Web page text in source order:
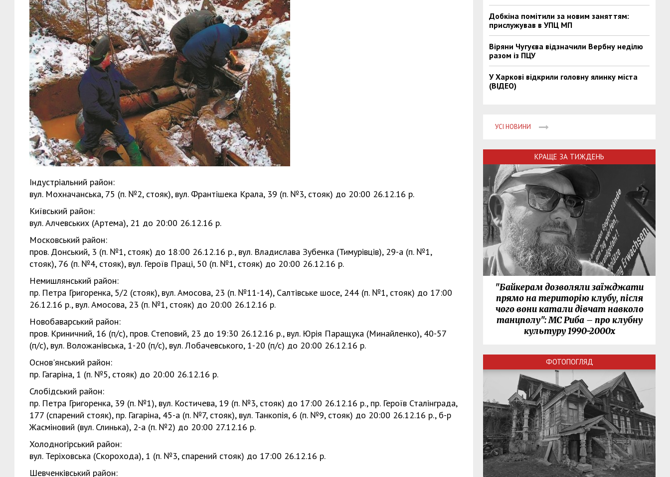
Індустріальний район:
вул. Мохначанська, 75 (п. №2, стояк), вул. Франтішека Крала, 39 (п. №3, стояк) до 20:00 26.12.16 р.
Київський район:
вул. Алчевських (Артема), 21 до 20:00 26.12.16 р.
Московський район:
пров. Донський, 3 (п. №1, стояк) до 18:00 26.12.16 р., вул. Владислава Зубенка (Тимурівців), 29-а (п. №1,
стояк), 76 (п. №4, стояк), вул. Героїв Праці, 50 (п. №1, стояк) до 20:00 26.12.16 р.
Немишлянський район:
пр. Петра Григоренка, 5/2 (стояк), вул. Амосова, 23 (п. №11-14), Салтівське шосе, 244 (п. №1, стояк) до 17:00
26.12.16 р., вул. Амосова, 23 (п. №1, стояк) до 20:00 26.12.16 р.
Новобаварський район:
пров. Криничний, 16 (п/с), пров. Степовий, 23 до 19:30 26.12.16 р., вул. Юрія Паращука (Минайленко), 40-57
(п/с), вул. Воложанівська, 1-20 (п/с), вул. Лобачевського, 1-20 (п/с) до 20:00 26.12.16 р.
Основ'янський район:
пр. Гагаріна, 1 (п. №5, стояк) до 20:00 26.12.16 р.
Слобідський район:
пр. Петра Григоренка, 39 (п. №1), вул. Костичева, 19 (п. №3, стояк) до 17:00 26.12.16 р., пр. Героїв Сталінграда,
177 (спарений стояк), пр. Гагаріна, 45-а (п. №7, стояк), вул. Танкопія, 6 (п. №9, стояк) до 20:00 26.12.16 р., б-р
Жасміновий (вул. Слинька), 2-а (п. №2) до 20:00 27.12.16 р.
Холодногірський район:
вул. Теріховська (Скорохода), 1 (п. №3, спарений стояк) до 17:00 26.12.16 р.
Шевченківський район:
Добкіна помітили за новим заняттям:
прислужував в УПЦ МП
Віряни Чугуєва відзначили Вербну неділю
разом із ПЦУ
У Харкові відкрили головну ялинку міста
(ВІДЕО)
УСІ НОВИНИ
КРАЩЕ ЗА ТИЖДЕНЬ
"Байкерам дозволяли заїжджати
прямо на територію клубу, після
чого вони катали дівчат навколо
танцполу": МС Риба – про клубну
культуру 1990-2000х
ФОТОПОГЛЯД